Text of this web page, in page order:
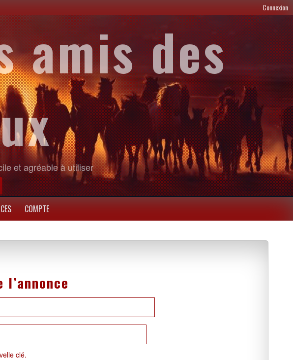
Connexion
amis des
et agréable à utiliser
COMPTE
clé.